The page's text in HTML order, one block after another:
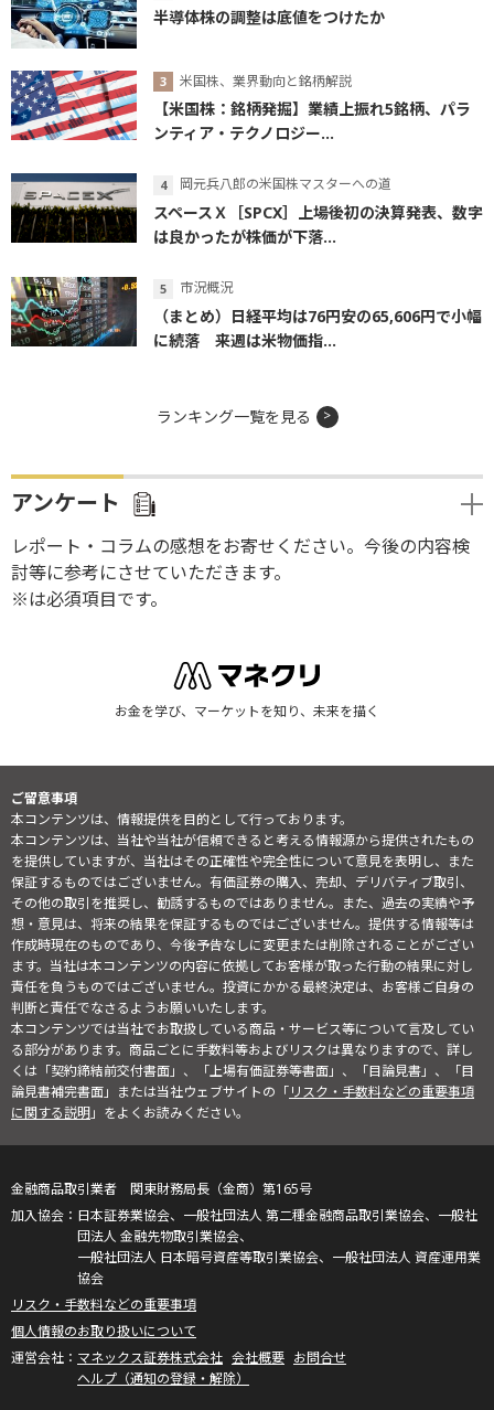
半導体株の調整は底値をつけたか
米国株、業界動向と銘柄解説
【米国株：銘柄発掘】業績上振れ5銘柄、パラ
ンティア・テクノロジー...
岡元兵八郎の米国株マスターへの道
スペースＸ［SPCX］上場後初の決算発表、数字
は良かったが株価が下落...
市況概況
（まとめ）日経平均は76円安の65,606円で小幅
に続落 来週は米物価指...
ランキング一覧を見る
アンケート
レポート・コラムの感想をお寄せください。今後の内容検
討等に参考にさせていただきます。
※は必須項目です。
お金を学び、マーケットを知り、未来を描く
ご留意事項
本コンテンツは、情報提供を目的として行っております。
本コンテンツは、当社や当社が信頼できると考える情報源から提供されたもの
を提供していますが、当社はその正確性や完全性について意見を表明し、また
保証するものではございません。有価証券の購入、売却、デリバティブ取引、
その他の取引を推奨し、勧誘するものではありません。また、過去の実績や予
想・意見は、将来の結果を保証するものではございません。提供する情報等は
作成時現在のものであり、今後予告なしに変更または削除されることがござい
ます。当社は本コンテンツの内容に依拠してお客様が取った行動の結果に対し
責任を負うものではございません。投資にかかる最終決定は、お客様ご自身の
判断と責任でなさるようお願いいたします。
本コンテンツでは当社でお取扱している商品・サービス等について言及してい
る部分があります。商品ごとに手数料等およびリスクは異なりますので、詳し
くは「契約締結前交付書面」、「上場有価証券等書面」、「目論見書」、「目
論見書補完書面」または当社ウェブサイトの「リスク・手数料などの重要事項
に関する説明」をよくお読みください。
金融商品取引業者 関東財務局長（金商）第165号
日本証券業協会、一般社団法人 第二種金融商品取引業協会、一般社
団法人 金融先物取引業協会、
一般社団法人 日本暗号資産等取引業協会、一般社団法人 資産運用業
協会
リスク・手数料などの重要事項
個人情報のお取り扱いについて
マネックス証券株式会社 会社概要 お問合せ
ヘルプ（通知の登録・解除）